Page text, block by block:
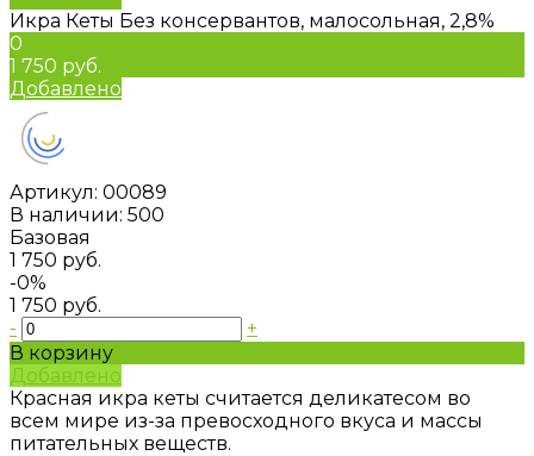
Икра Кеты Без консервантов, малосольная, 2,8%
0
1 750 руб.
Добавлено
Артикул: 00089
В наличии: 500
Базовая
1 750 руб.
-0%
1 750 руб.
-
+
В корзину
Добавлено
Красная икра кеты считается деликатесом во
всем мире из-за превосходного вкуса и массы
питательных веществ.